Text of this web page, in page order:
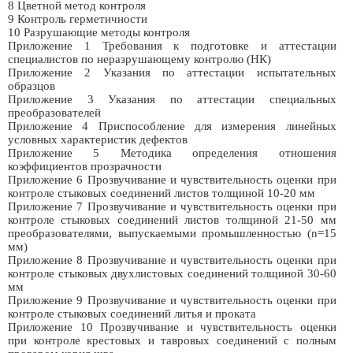
8 Цветной метод контроля
9 Контроль герметичности
10 Разрушающие методы контроля
Приложение 1 Требования к подготовке и аттестации
специалистов по неразрушающему контролю (НК)
Приложение 2 Указания по аттестации испытательных
образцов
Приложение 3 Указания по аттестации специальных
преобразователей
Приложение 4 Приспособление для измерения линейных
условных характеристик дефектов
Приложение 5 Методика определения отношения
коэффициентов прозрачности
Приложение 6 Прозвучивание и чувствительность оценки при
контроле стыковых соединений листов толщиной 10-20 мм
Приложение 7 Прозвучивание и чувствительность оценки при
контроле стыковых соединений листов толщиной 21-50 мм
преобразователями, выпускаемыми промышленностью (n=15
мм)
Приложение 8 Прозвучивание и чувствительность оценки при
контроле стыковых двухлистовых соединений толщиной 30-60
мм
Приложение 9 Прозвучивание и чувствительность оценки при
контроле стыковых соединений литья и проката
Приложение 10 Прозвучивание и чувствительность оценки
при контроле крестовых и тавровых соединений с полным